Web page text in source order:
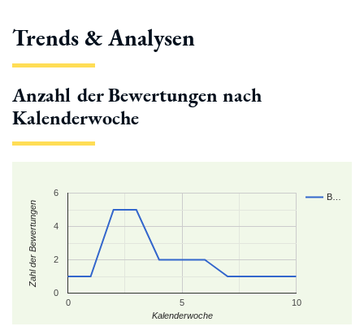
Trends & Analysen
Anzahl der Bewertungen nach
Kalenderwoche
B…
0 5 10
0
2
4
6
Kalenderwoche
Zahl der Bewertungen